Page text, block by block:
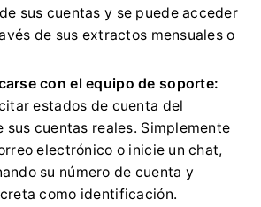
sus cuentas y se puede acceder
de sus extractos mensuales o
con el equipo de soporte:
estados de cuenta del
sus cuentas reales. Simplemente
electrónico o inicie un chat,
su número de cuenta y
como identificación.